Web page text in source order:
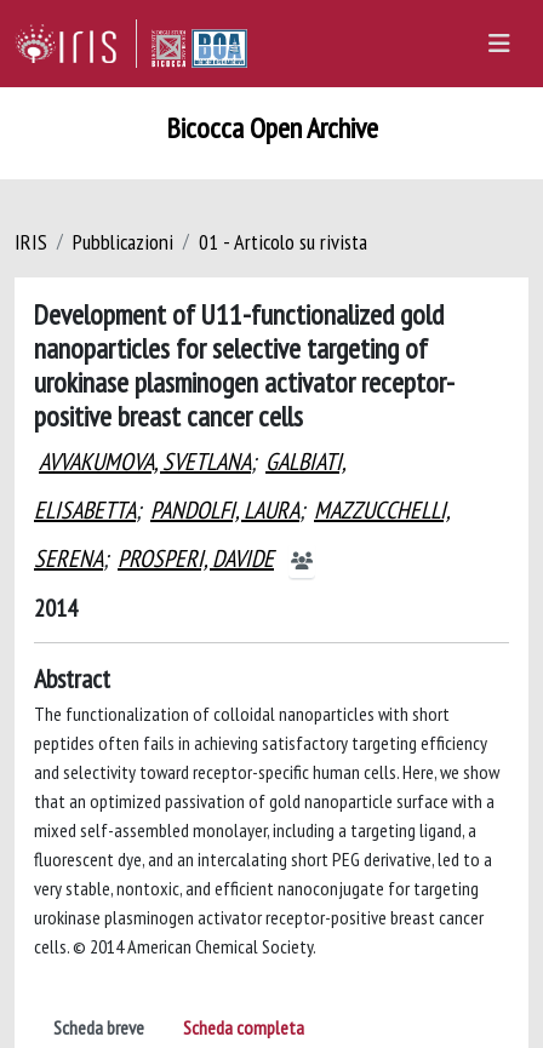
Bicocca Open Archive
IRIS Pubblicazioni 01 - Articolo su rivista
Development of U11-functionalized gold
nanoparticles for selective targeting of
urokinase plasminogen activator receptor-
positive breast cancer cells
AVVAKUMOVA, SVETLANA; GALBIATI,
ELISABETTA; PANDOLFI, LAURA; MAZZUCCHELLI,
SERENA; PROSPERI, DAVIDE
2014
Abstract
The functionalization of colloidal nanoparticles with short
peptides often fails in achieving satisfactory targeting efficiency
and selectivity toward receptor-specific human cells. Here, we show
that an optimized passivation of gold nanoparticle surface with a
mixed self-assembled monolayer, including a targeting ligand, a
fluorescent dye, and an intercalating short PEG derivative, led to a
very stable, nontoxic, and efficient nanoconjugate for targeting
urokinase plasminogen activator receptor-positive breast cancer
cells. © 2014 American Chemical Society.
Scheda breve Scheda completa